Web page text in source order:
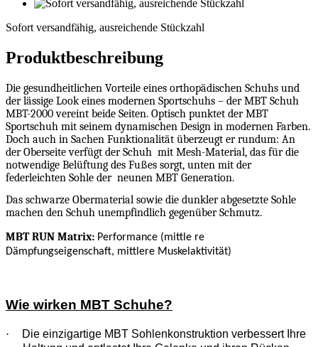
Sofort versandfähig, ausreichende Stückzahl
Produktbeschreibung
Die gesundheitlichen Vorteile eines orthopädischen Schuhs und
der lässige Look eines modernen Sportschuhs – der MBT Schuh
MBT-2000 vereint beide Seiten. Optisch punktet der MBT
Sportschuh mit seinem dynamischen Design in modernen Farben.
Doch auch in Sachen Funktionalität überzeugt er rundum: An
der Oberseite verfügt der Schuh mit Mesh-Material, das für die
notwendige Belüftung des Fußes sorgt, unten mit der
federleichten Sohle der neunen MBT Generation.
Das schwarze Obermaterial sowie die dunkler abgesetzte Sohle
machen den Schuh unempfindlich gegenüber Schmutz.
MBT RUN Matrix: Performance (mittle re
Dämpfungseigenschaft, mittlere Muskelaktivität)
Wie wirken MBT Schuhe?
·
Die einzigartige MBT Sohlenkonstruktion verbessert Ihre